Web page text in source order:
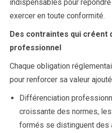
indispensables pour
exercer en toute conformité.
Des contraintes qui créent
professionnel
Chaque obligation
pour renforcer sa valeur
Différenciation
croissante des normes,
formés se distinguent des